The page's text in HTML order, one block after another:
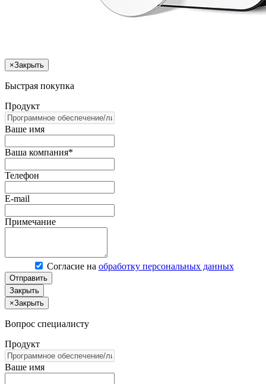
×Закрыть
Быстрая покупка
Продукт
Ваше имя
Ваша компания*
Телефон
E-mail
Примечание
Согласие на обработку персональных данных
Отправить
Закрыть
×Закрыть
Вопрос специалисту
Продукт
Ваше имя